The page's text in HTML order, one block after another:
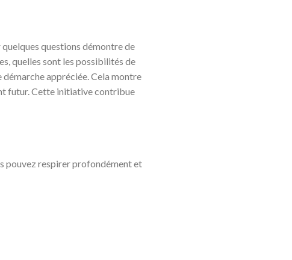
quelques questions démontre de
quelles sont les possibilités de
appréciée. Cela montre
futur. Cette initiative contribue
pouvez respirer profondément et